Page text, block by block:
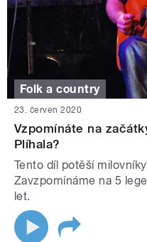
Folk a country
23. červen 2020
Vzpomínáte na
Plíhala?
Tento díl potěší
Zavzpomínáme na 5
let.